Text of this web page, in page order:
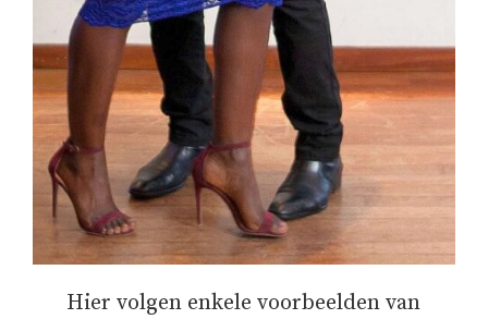
Hier volgen enkele voorbeelden van